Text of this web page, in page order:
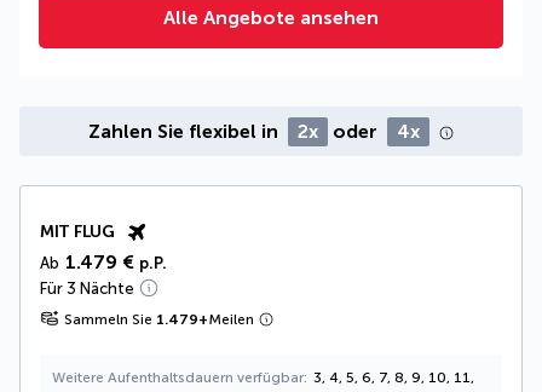
Alle Angebote ansehen
Zahlen Sie flexibel in 2x oder 4x
MIT FLUG
Ab 1.479 € p.P.
Für 3 Nächte
Sammeln Sie 1.479+Meilen
Weitere Aufenthaltsdauern verfügbar 3, 4, 5, 6, 7, 8, 9, 10, 11,